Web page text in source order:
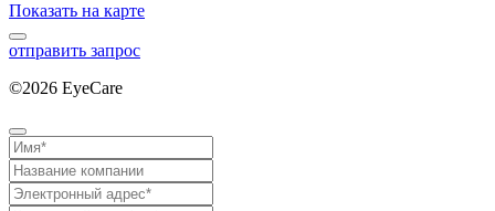
Показать на карте
отправить запрос
©2026 EyeCare